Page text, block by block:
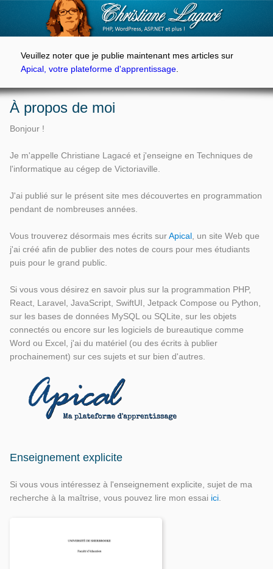
Veuillez noter que je publie maintenant mes articles sur
Apical, votre plateforme d'apprentissage
À propos de moi
Bonjour !
Je m'appelle Christiane Lagacé et j'enseigne en Techniques de
l'informatique au cégep de Victoriaville.
J'ai publié sur le présent site mes découvertes en programmation
pendant de nombreuses années.
Vous trouverez désormais mes écrits surApical, un site Web que
j'ai créé afin de publier des notes de cours pour mes étudiants
puis pour le grand public.
Si vous vous désirez en savoir plus sur la programmation PHP,
React, Laravel, JavaScript, SwiftUI, Jetpack Compose ou Python,
sur les bases de données MySQL ou SQLite, sur les objets
connectés ou encore sur les logiciels de bureautique comme
Word ou Excel, j'ai du matériel (ou des écrits à publier
prochainement) sur ces sujets et sur bien d'autres.
Enseignement explicite
Si vous vous intéressez à l'enseignement explicite, sujet de ma
recherche à la maîtrise, vous pouvez lire mon essai ici.